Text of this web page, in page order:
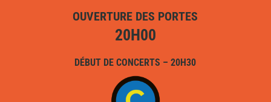
OUVERTURE DES PORTES
20H00
DÉBUT DE CONCERTS – 20H30